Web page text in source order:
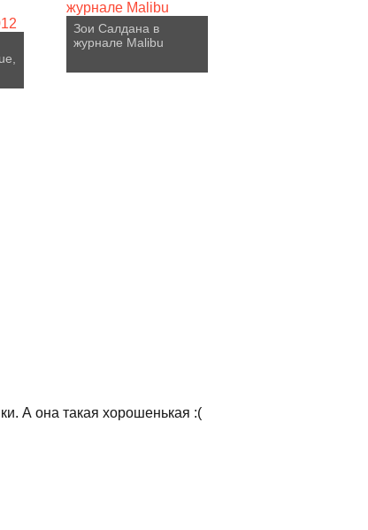
Зои Салдана в
журнале Malibu
А она такая хорошенькая :(